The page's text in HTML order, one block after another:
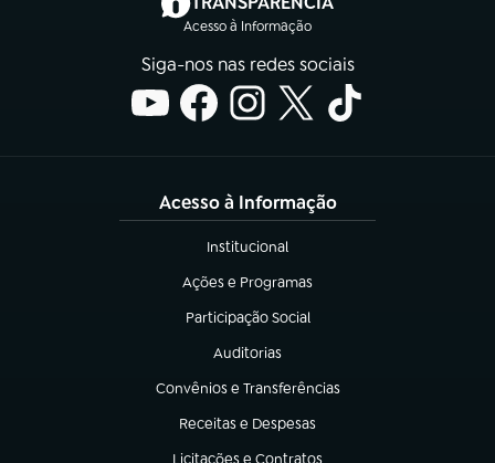
Acesso à Informação
Siga-nos nas redes sociais
Acesso à Informação
Institucional
(abre em nova aba)
Ações e Programas
(abre em nova aba)
Participação Social
(abre em nova aba)
Auditorias
(abre em nova aba)
Convênios e Transferências
(abre em nova aba)
Receitas e Despesas
(abre em nova aba)